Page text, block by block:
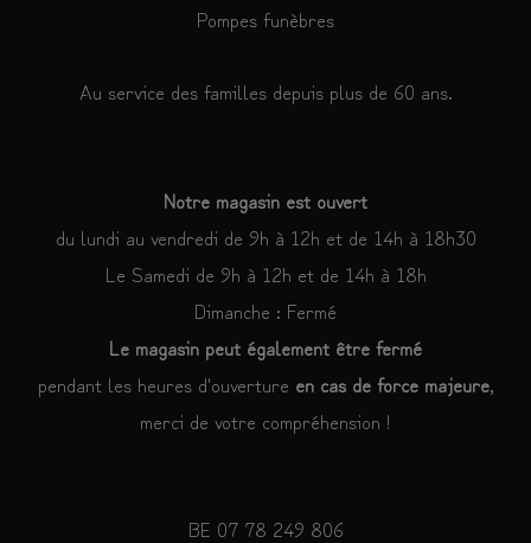
Pompes funèbres
Au service des familles depuis plus de 60 ans.
Notre magasin est ouvert
du lundi au vendredi de 9h à 12h et de 14h à 18h30
Le Samedi de 9h à 12h et de 14h à 18h
Dimanche : Fermé
Le magasin peut également être fermé
pendant les heures d'ouverture en cas de force majeure,
merci de votre compréhension !
BE 07 78 249 806